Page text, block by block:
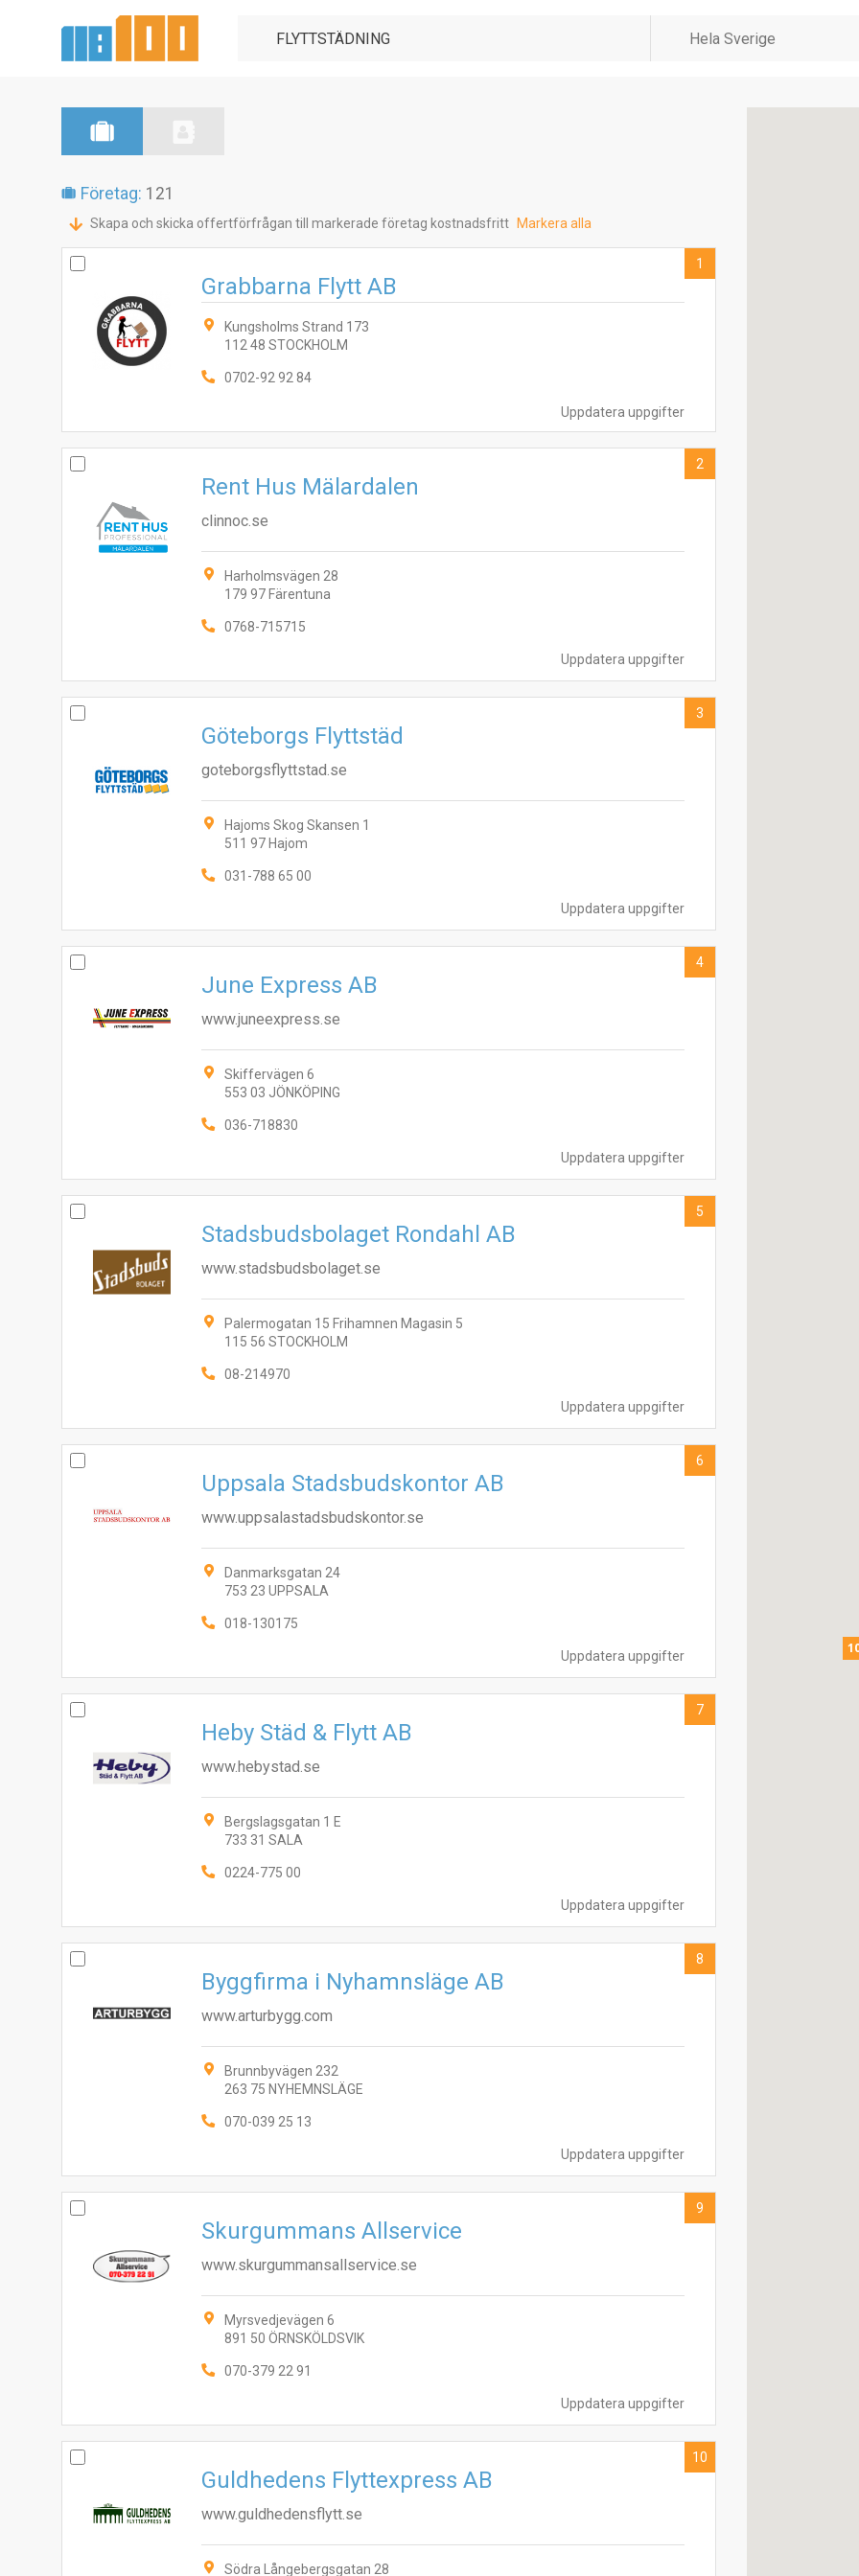
Företag: 121
Skapa och skicka offertförfrågan till markerade företag kostnadsfritt Markera alla
Uppdatera uppgifter
Grabbarna Flytt AB
Kungsholms Strand 173
112 48 STOCKHOLM
0702-92 92 84
1
Uppdatera uppgifter
Rent Hus Mälardalen
clinnoc.se
Harholmsvägen 28
179 97 Färentuna
0768-715715
2
Uppdatera uppgifter
Göteborgs Flyttstäd
goteborgsflyttstad.se
Hajoms Skog Skansen 1
511 97 Hajom
031-788 65 00
3
Uppdatera uppgifter
June Express AB
www.juneexpress.se
Skiffervägen 6
553 03 JÖNKÖPING
036-718830
4
Uppdatera uppgifter
Stadsbudsbolaget Rondahl AB
www.stadsbudsbolaget.se
Palermogatan 15 Frihamnen Magasin 5
115 56 STOCKHOLM
08-214970
5
Uppdatera uppgifter
Uppsala Stadsbudskontor AB
www.uppsalastadsbudskontor.se
Danmarksgatan 24
753 23 UPPSALA
018-130175
6
Uppdatera uppgifter
Heby Städ & Flytt AB
www.hebystad.se
Bergslagsgatan 1 E
733 31 SALA
0224-775 00
7
Uppdatera uppgifter
Byggfirma i Nyhamnsläge AB
www.arturbygg.com
Brunnbyvägen 232
263 75 NYHEMNSLÄGE
070-039 25 13
8
Uppdatera uppgifter
Skurgummans Allservice
www.skurgummansallservice.se
Myrsvedjevägen 6
891 50 ÖRNSKÖLDSVIK
070-379 22 91
9
Guldhedens Flyttexpress AB
www.guldhedensflytt.se
Södra Långebergsgatan 28
10